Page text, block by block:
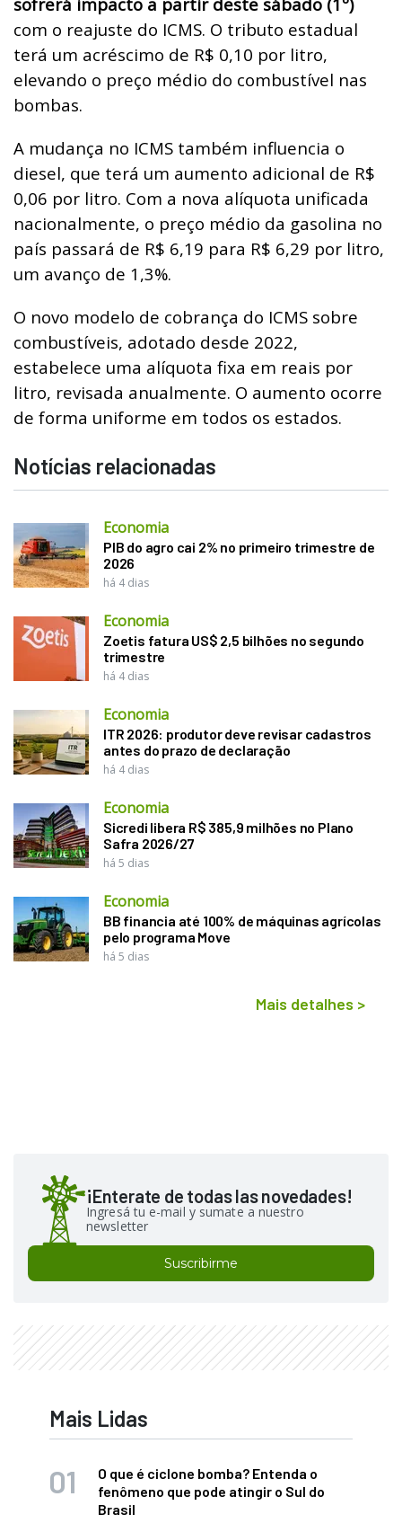
com o reajuste do ICMS. O tributo estadual
terá um acréscimo de R$ 0,10 por litro,
elevando o preço médio do combustível nas
bombas.
A mudança no ICMS também influencia o
diesel, que terá um aumento adicional de R$
0,06 por litro. Com a nova alíquota unificada
nacionalmente, o preço médio da gasolina no
país passará de R$ 6,19 para R$ 6,29 por litro,
um avanço de 1,3%.
O novo modelo de cobrança do ICMS sobre
combustíveis, adotado desde 2022,
estabelece uma alíquota fixa em reais por
litro, revisada anualmente. O aumento ocorre
de forma uniforme em todos os estados.
Notícias relacionadas
Economia
PIB do agro cai 2% no primeiro trimestre de
2026
há 4 dias
Economia
Zoetis fatura US$ 2,5 bilhões no segundo
trimestre
há 4 dias
Economia
ITR 2026: produtor deve revisar cadastros
antes do prazo de declaração
há 4 dias
Economia
Sicredi libera R$ 385,9 milhões no Plano
Safra 2026/27
há 5 dias
Economia
BB financia até 100% de máquinas agrícolas
pelo programa Move
há 5 dias
Mais detalhes >
¡Enterate de todas las novedades!
Ingresá tu e-mail y sumate a nuestro
newsletter
Suscribirme
Mais Lidas
O que é ciclone bomba? Entenda o
fenômeno que pode atingir o Sul do
Brasil